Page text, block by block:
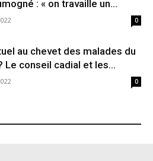
: « on travaille un...
0
au chevet des malades du
Le conseil cadial et les...
0